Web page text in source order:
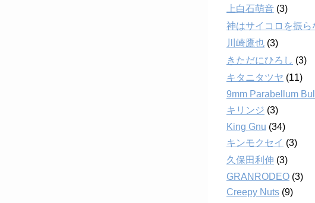
上白石萌音 (3)
神はサイコロを振ら
川崎鷹也 (3)
きただにひろし (3)
キタニタツヤ (11)
9mm Parabellum
キリンジ (3)
King Gnu (34)
キンモクセイ (3)
久保田利伸 (3)
GRANRODEO (3)
Creepy Nuts (9)